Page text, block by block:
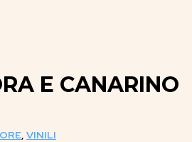
E CANARINO
, VINILI